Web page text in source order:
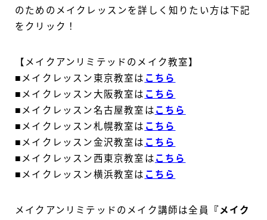
のためのメイクレッスンを詳しく知りたい方は下記
をクリック！
【メイクアンリミテッドのメイク教室】
■メイクレッスン東京教室は こちら
■メイクレッスン大阪教室は こちら
■メイクレッスン名古屋教室は こちら
■メイクレッスン札幌教室は こちら
■メイクレッスン金沢教室は こちら
■メイクレッスン西東京教室は こちら
■メイクレッスン横浜教室は こちら
メイクアンリミテッドのメイク講師は全員
『メイク